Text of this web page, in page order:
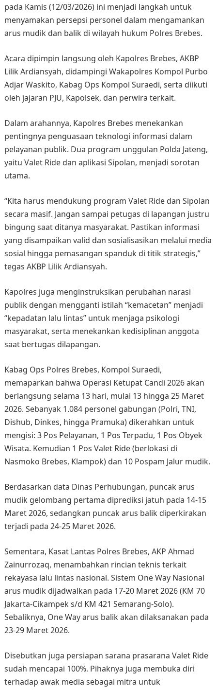
pada Kamis (12/03/2026) ini menjadi langkah untuk
menyamakan persepsi personel dalam mengamankan
arus mudik dan balik di wilayah hukum Polres Brebes.
Acara dipimpin langsung oleh Kapolres Brebes, AKBP
Lilik Ardiansyah, didampingi Wakapolres Kompol Purbo
Adjar Waskito, Kabag Ops Kompol Suraedi, serta diikuti
oleh jajaran PJU, Kapolsek, dan perwira terkait.
Dalam arahannya, Kapolres Brebes menekankan
pentingnya penguasaan teknologi informasi dalam
pelayanan publik. Dua program unggulan Polda Jateng,
yaitu Valet Ride dan aplikasi Sipolan, menjadi sorotan
utama.
“Kita harus mendukung program Valet Ride dan Sipolan
secara masif. Jangan sampai petugas di lapangan justru
bingung saat ditanya masyarakat. Pastikan informasi
yang disampaikan valid dan sosialisasikan melalui media
sosial hingga pemasangan spanduk di titik strategis,”
tegas AKBP Lilik Ardiansyah.
Kapolres juga menginstruksikan perubahan narasi
publik dengan mengganti istilah “kemacetan” menjadi
“kepadatan lalu lintas” untuk menjaga psikologi
masyarakat, serta menekankan kedisiplinan anggota
saat bertugas dilapangan.
Kabag Ops Polres Brebes, Kompol Suraedi,
memaparkan bahwa Operasi Ketupat Candi 2026 akan
berlangsung selama 13 hari, mulai 13 hingga 25 Maret
2026. Sebanyak 1.084 personel gabungan (Polri, TNI,
Dishub, Dinkes, hingga Pramuka) dikerahkan untuk
mengisi: 3 Pos Pelayanan, 1 Pos Terpadu, 1 Pos Obyek
Wisata. Kemudian 1 Pos Valet Ride (berlokasi di
Nasmoko Brebes, Klampok) dan 10 Pospam Jalur mudik.
Berdasarkan data Dinas Perhubungan, puncak arus
mudik gelombang pertama diprediksi jatuh pada 14-15
Maret 2026, sedangkan puncak arus balik diperkirakan
terjadi pada 24-25 Maret 2026.
Sementara, Kasat Lantas Polres Brebes, AKP Ahmad
Zainurrozaq, menambahkan rincian teknis terkait
rekayasa lalu lintas nasional. Sistem One Way Nasional
arus mudik dijadwalkan pada 17-20 Maret 2026 (KM 70
Jakarta-Cikampek s/d KM 421 Semarang-Solo).
Sebaliknya, One Way arus balik akan dilaksanakan pada
23-29 Maret 2026.
Disebutkan juga persiapan sarana prasarana Valet Ride
sudah mencapai 100%. Pihaknya juga membuka diri
terhadap awak media sebagai mitra untuk